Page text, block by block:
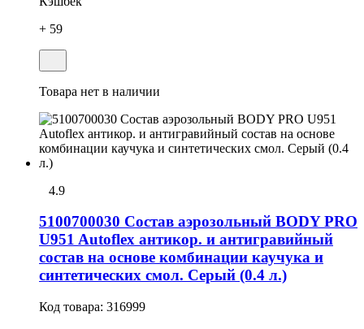
+ 59
Товара нет в наличии
4.9
5100700030 Состав аэрозольный BODY PRO
U951 Autoflex антикор. и антигравийный
состав на основе комбинации каучука и
синтетических смол. Серый (0.4 л.)
Код товара: 316999